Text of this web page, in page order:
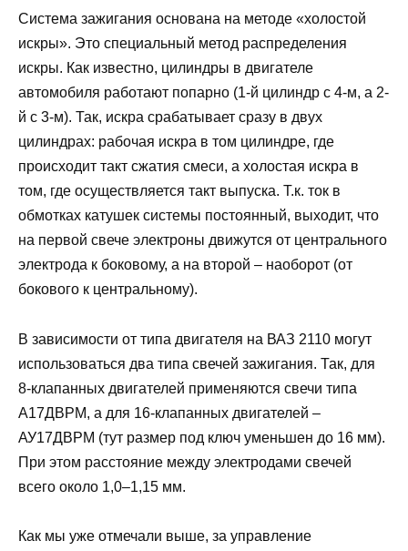
Система зажигания основана на методе «холостой
искры». Это специальный метод распределения
искры. Как известно, цилиндры в двигателе
автомобиля работают попарно (1-й цилиндр с 4-м, а 2-
й с 3-м). Так, искра срабатывает сразу в двух
цилиндрах: рабочая искра в том цилиндре, где
происходит такт сжатия смеси, а холостая искра в
том, где осуществляется такт выпуска. Т.к. ток в
обмотках катушек системы постоянный, выходит, что
на первой свече электроны движутся от центрального
электрода к боковому, а на второй – наоборот (от
бокового к центральному).
В зависимости от типа двигателя на ВАЗ 2110 могут
использоваться два типа свечей зажигания. Так, для
8-клапанных двигателей применяются свечи типа
А17ДВРМ, а для 16-клапанных двигателей –
АУ17ДВРМ (тут размер под ключ уменьшен до 16 мм).
При этом расстояние между электродами свечей
всего около 1,0–1,15 мм.
Как мы уже отмечали выше, за управление